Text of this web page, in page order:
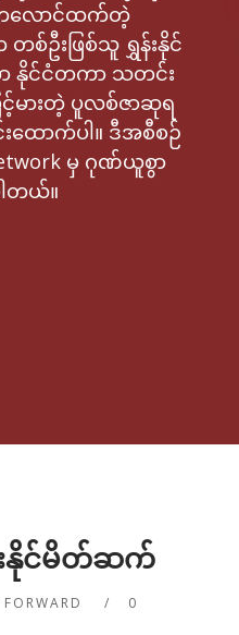
ကလောင်ထက်တဲ့
ဦးဖြစ်သူ ရွှန်းနိုင်
ာ နိုင်ငံတကာ သတင်း
မားတဲ့ ပူလစ်ဇာဆုရ
ထောက်ပါ။ ဒီအစီစဉ်
မှ ဂုဏ်ယူစွာ
တယ်။
နိုင်မိတ်ဆက်
0